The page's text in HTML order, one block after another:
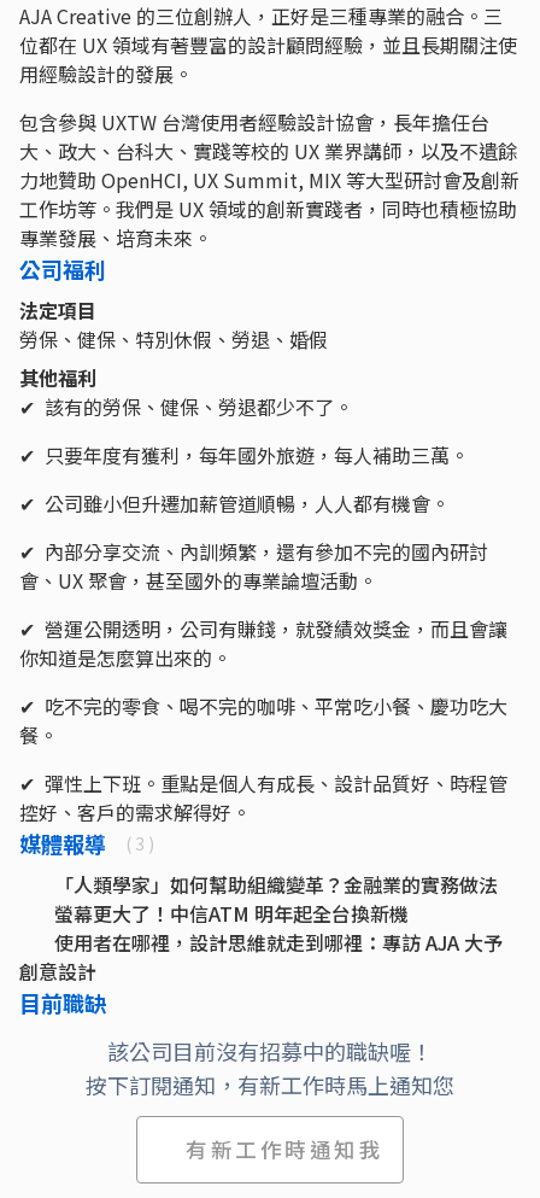
AJA Creative 的三位創辦人，正好是三種專業的融合。三
位都在 UX 領域有著豐富的設計顧問經驗，並且長期關注使
用經驗設計的發展。
包含參與 UXTW 台灣使用者經驗設計協會，長年擔任台
大、政大、台科大、實踐等校的 UX 業界講師，以及不遺餘
力地贊助 OpenHCI, UX Summit, MIX 等大型研討會及創新
工作坊等。我們是 UX 領域的創新實踐者，同時也積極協助
專業發展、培育未來。
公司福利
法定項目
勞保、健保、特別休假、勞退、婚假
其他福利
✔ 該有的勞保、健保、勞退都少不了。
✔ 只要年度有獲利，每年國外旅遊，每人補助三萬。
✔ 公司雖小但升遷加薪管道順暢，人人都有機會。
✔ 內部分享交流、內訓頻繁，還有參加不完的國內研討
會、UX 聚會，甚至國外的專業論壇活動。
✔ 營運公開透明，公司有賺錢，就發績效獎金，而且會讓
你知道是怎麼算出來的。
✔ 吃不完的零食、喝不完的咖啡、平常吃小餐、慶功吃大
餐。
✔ 彈性上下班。重點是個人有成長、設計品質好、時程管
控好、客戶的需求解得好。
媒體報導 ( 3 )
「人類學家」如何幫助組織變革？金融業的實務做法
螢幕更大了！中信ATM 明年起全台換新機
使用者在哪裡，設計思維就走到哪裡：專訪 AJA 大予
創意設計
目前職缺
該公司目前沒有招募中的職缺喔！
按下訂閱通知，有新工作時馬上通知您
有新工作時通知我